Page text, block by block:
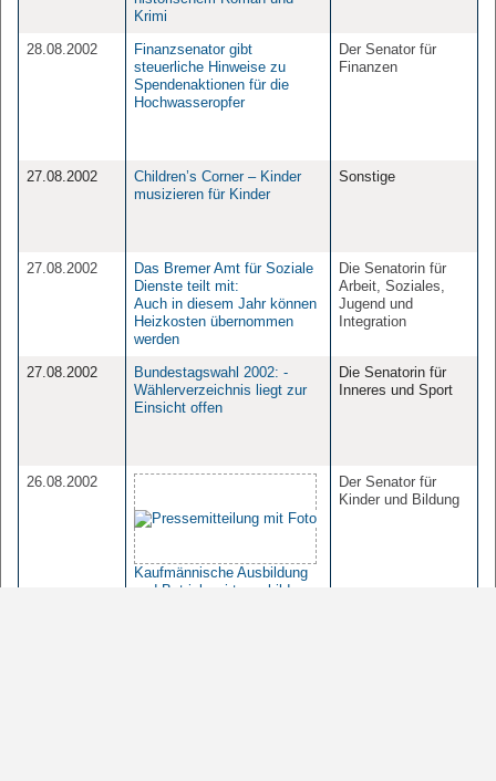
Krimi
28.08.2002
Finanzsenator gibt
steuerliche Hinweise zu
Spendenaktionen für die
Hochwasseropfer
Der Senator für
Finanzen
27.08.2002
Children’s Corner – Kinder
musizieren für Kinder
Sonstige
27.08.2002
Das Bremer Amt für Soziale
Dienste teilt mit:
Auch in diesem Jahr können
Heizkosten übernommen
werden
Die Senatorin für
Arbeit, Soziales,
Jugend und
Integration
27.08.2002
Bundestagswahl 2002: -
Wählerverzeichnis liegt zur
Einsicht offen
Die Senatorin für
Inneres und Sport
26.08.2002
Kaufmännische Ausbildung
und Betriebswirteausbildung
Der Senator für
Kinder und Bildung